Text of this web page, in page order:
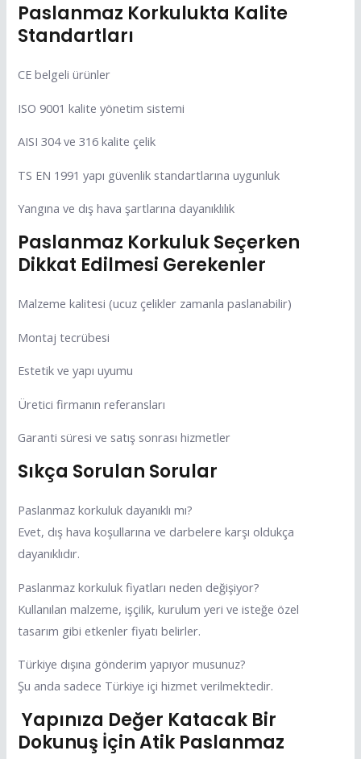
Paslanmaz Korkulukta Kalite
Standartları
CE belgeli ürünler
ISO 9001 kalite yönetim sistemi
AISI 304 ve 316 kalite çelik
TS EN 1991 yapı güvenlik standartlarına uygunluk
Yangına ve dış hava şartlarına dayanıklılık
Paslanmaz Korkuluk Seçerken
Dikkat Edilmesi Gerekenler
Malzeme kalitesi (ucuz çelikler zamanla paslanabilir)
Montaj tecrübesi
Estetik ve yapı uyumu
Üretici firmanın referansları
Garanti süresi ve satış sonrası hizmetler
Sıkça Sorulan Sorular
Paslanmaz korkuluk dayanıklı mı?
Evet, dış hava koşullarına ve darbelere karşı oldukça
dayanıklıdır.
Paslanmaz korkuluk fiyatları neden değişiyor?
Kullanılan malzeme, işçilik, kurulum yeri ve isteğe özel
tasarım gibi etkenler fiyatı belirler.
Türkiye dışına gönderim yapıyor musunuz?
Şu anda sadece Türkiye içi hizmet verilmektedir.
Yapınıza Değer Katacak Bir
Dokunuş İçin Atik Paslanmaz